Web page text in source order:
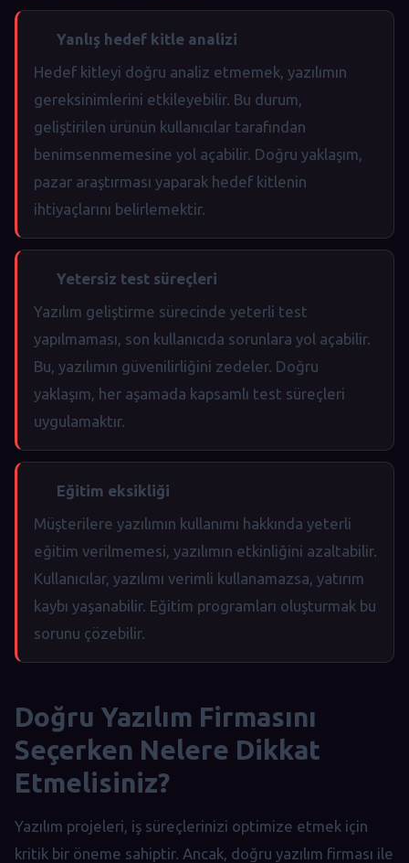
Yanlış hedef kitle analizi
Hedef kitleyi doğru analiz etmemek, yazılımın
gereksinimlerini etkileyebilir. Bu durum,
geliştirilen ürünün kullanıcılar tarafından
benimsenmemesine yol açabilir. Doğru yaklaşım,
pazar araştırması yaparak hedef kitlenin
ihtiyaçlarını belirlemektir.
Yetersiz test süreçleri
Yazılım geliştirme sürecinde yeterli test
yapılmaması, son kullanıcıda sorunlara yol açabilir.
Bu, yazılımın güvenilirliğini zedeler. Doğru
yaklaşım, her aşamada kapsamlı test süreçleri
uygulamaktır.
Eğitim eksikliği
Müşterilere yazılımın kullanımı hakkında yeterli
eğitim verilmemesi, yazılımın etkinliğini azaltabilir.
Kullanıcılar, yazılımı verimli kullanamazsa, yatırım
kaybı yaşanabilir. Eğitim programları oluşturmak bu
sorunu çözebilir.
Doğru Yazılım Firmasını
Seçerken Nelere Dikkat
Etmelisiniz?
Yazılım projeleri, iş süreçlerinizi optimize etmek için
kritik bir öneme sahiptir. Ancak, doğru yazılım firması ile